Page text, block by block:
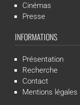
Cinémas
Presse
INFORMATIONS
Présentation
Recherche
Contact
Mentions légales